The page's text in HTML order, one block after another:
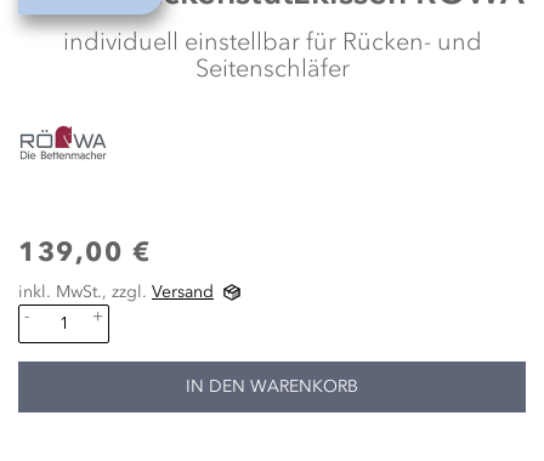
der
Bildergalerie
individuell einstellbar für Rücken- und
Seitenschläfer
139,00 €
inkl. MwSt., zzgl. Versand
-
+
IN DEN WARENKORB